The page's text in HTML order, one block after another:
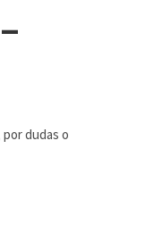
dudas o